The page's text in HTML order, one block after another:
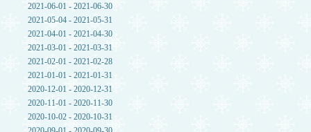
2021-06-01 - 2021-06-30
2021-05-04 - 2021-05-31
2021-04-01 - 2021-04-30
2021-03-01 - 2021-03-31
2021-02-01 - 2021-02-28
2021-01-01 - 2021-01-31
2020-12-01 - 2020-12-31
2020-11-01 - 2020-11-30
2020-10-02 - 2020-10-31